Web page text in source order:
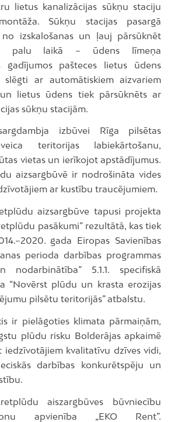
lietus kanalizācijas sūkņu staciju
Sūkņu stacijas pasargā
no izskalošanas un ļauj pārsūknēt
palu laikā – ūdens līmeņa
gadījumos pašteces lietus ūdens
ar automātiskiem aizvariem
lietus ūdens tiek pārsūknēts ar
sūkņu stacijām.
izbūvei Rīga pilsētas
teritorijas labiekārtošanu,
vietas un ierīkojot apstādījumus.
aizsargbūvē ir nodrošināta vides
ar kustību traucējumiem.
aizsargbūve tapusi projekta
pasākumi” rezultātā, kas tiek
gada Eiropas Savienības
perioda darbības programmas
nodarbinātība” 5.1.1. specifiskā
“Novērst plūdu un krasta erozijas
pilsētu teritorijās” atbalstu.
ir pielāgoties klimata pārmaiņām,
plūdu risku Bolderājas apkaimē
iedzīvotājiem kvalitatīvu dzīves vidi,
darbības konkurētspēju un
aiszargbūves būvniecību
apvienība „EKO Rent”.